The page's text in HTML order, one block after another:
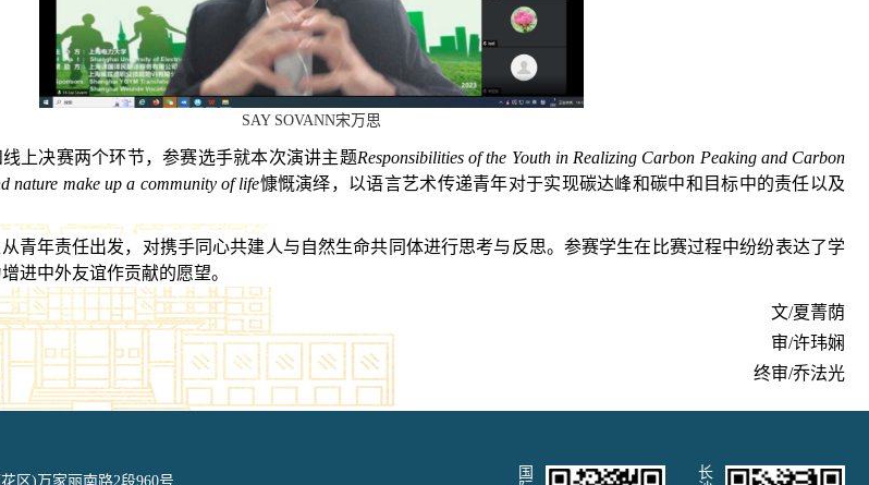
SAY SOVANN宋万思
上决赛两个环节，参赛选手就本次演讲主题Responsibilities of the Youth in Realizing Carbon Peaking and Carbon
nature make up a community of life慷慨演绎，以语言艺术传递青年对于实现碳达峰和碳中和目标中的责任以及
青年责任出发，对携手同心共建人与自然生命共同体进行思考与反思。参赛学生在比赛过程中纷纷表达了学
进中外友谊作贡献的愿望。
文/夏菁荫
审/许玮娴
终审/乔法光
区)万家丽南路2段960号
国
长